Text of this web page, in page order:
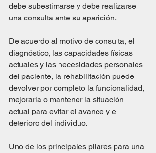
debe subestimarse y debe realizarse
una consulta ante su aparición.
De acuerdo al motivo de consulta, el
diagnóstico, las capacidades físicas
actuales y las necesidades personales
del paciente, la rehabilitación puede
devolver por completo la funcionalidad,
mejorarla o mantener la situación
actual para evitar el avance y el
deterioro del individuo.
Uno de los principales pilares para una